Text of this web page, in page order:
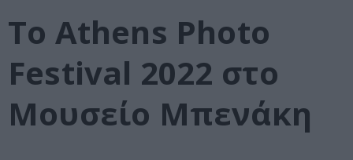
To Athens Photo
Festival 2022 στο
Μουσείο Μπενάκη